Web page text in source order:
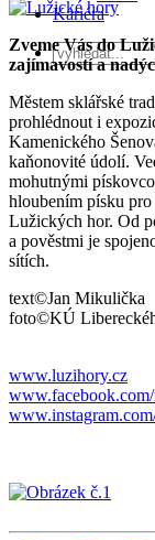
Kariéra
Zveme Vás do
zajímavostí a
Městem sklářské
prohlédnout i
Kamenického
kaňonovité údolí.
mohutnými
hloubením písku
Lužických hor. Od
a pověstmi je
sítích.
text©Jan Mikulička
foto©KÚ
www.luzihory.cz